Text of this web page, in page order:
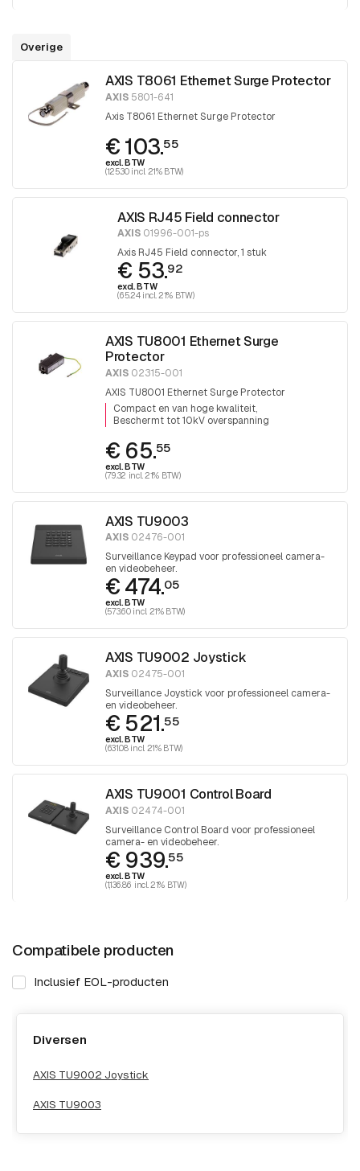
Overige
AXIS T8061 Ethernet Surge Protector
AXIS 5801-641
Axis T8061 Ethernet Surge Protector
€ 103.55
excl. BTW
(125.30 incl. 21% BTW)
AXIS RJ45 Field connector
AXIS 01996-001-ps
Axis RJ45 Field connector, 1 stuk
€ 53.92
excl. BTW
(65.24 incl. 21% BTW)
AXIS TU8001 Ethernet Surge
Protector
AXIS 02315-001
AXIS TU8001 Ethernet Surge Protector
Compact en van hoge kwaliteit
Beschermt tot 10kV overspanning
€ 65.55
excl. BTW
(79.32 incl. 21% BTW)
AXIS TU9003
AXIS 02476-001
Surveillance Keypad voor professioneel camera-
en videobeheer.
€ 474.05
excl. BTW
(573.60 incl. 21% BTW)
AXIS TU9002 Joystick
AXIS 02475-001
Surveillance Joystick voor professioneel camera-
en videobeheer.
€ 521.55
excl. BTW
(631.08 incl. 21% BTW)
AXIS TU9001 Control Board
AXIS 02474-001
Surveillance Control Board voor professioneel
camera- en videobeheer.
€ 939.55
excl. BTW
(1,136.86 incl. 21% BTW)
Compatibele producten
Inclusief EOL-producten
Diversen
AXIS TU9002 Joystick
AXIS TU9003